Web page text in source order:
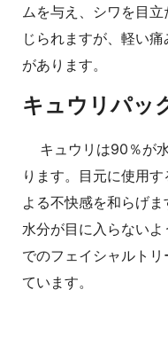
ムを与え、シワを目
じられますが、軽い
があります。
キュウリパッ
キュウリは90％が
ります。目元に使用
よる不快感を和らげ
水分が目に入らない
でのフェイシャルト
ています。